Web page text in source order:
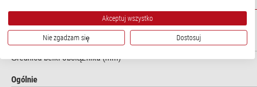
Wydajność
Średnica belki obciążnika (mm)
Ogólnie
Akceptuj wszystko
Nie zgadzam się Dostosuj